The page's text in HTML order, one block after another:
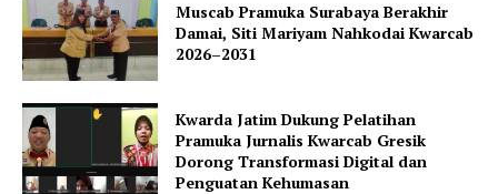
Muscab Pramuka Surabaya Berakhir
Damai, Siti Mariyam Nahkodai Kwarcab
2026–2031
Kwarda Jatim Dukung Pelatihan
Pramuka Jurnalis Kwarcab Gresik
Dorong Transformasi Digital dan
Penguatan Kehumasan